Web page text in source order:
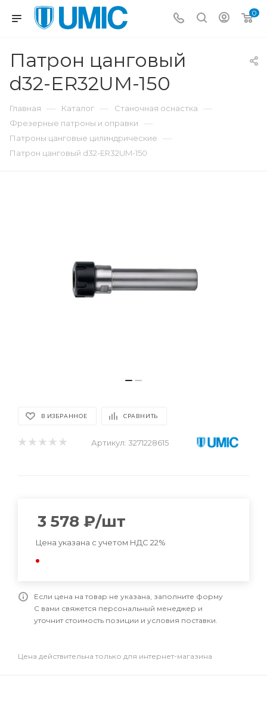
0
Патрон цанговый
d32-ER32UM-150
Главная — Каталог — Станочная оснастка —
Фрезерные патроны и оправки —
Патроны цанговые цилиндрические —
Патрон цанговый d32-ER32UM-150
В ИЗБРАННОЕ СРАВНИТЬ
Артикул: 3271228615
3 578 ₽/шт
Цена указана с учетом НДС 22%
Если цена на товар не указана, заполните форму
С вами свяжется персональный менеджер и
уточнит стоимость позиции и условия поставки.
Цена действительна только для интернет-магазина